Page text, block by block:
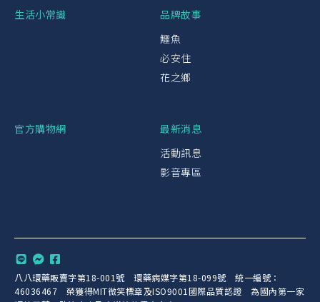
生活小常識
品牌故事
鱷魚
必安住
花之鄉
官方購物網
最新消息
活動訊息
影音專區
八八環藥販賣字第18-001號 環藥病媒字第18-099號 統一編號：
46036467 榮獲得MIT微笑標章及ISO9001國際品質認證 為國內第一家